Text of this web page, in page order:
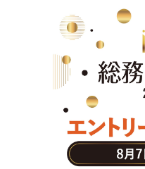
リスクマネジメント・BCP
社外・社内広報
社外・社内コミュニケー
FM・オフィス移転
テクノロジー活用・DX
助成金・補助金・コスト
アウトソーシング・BPO